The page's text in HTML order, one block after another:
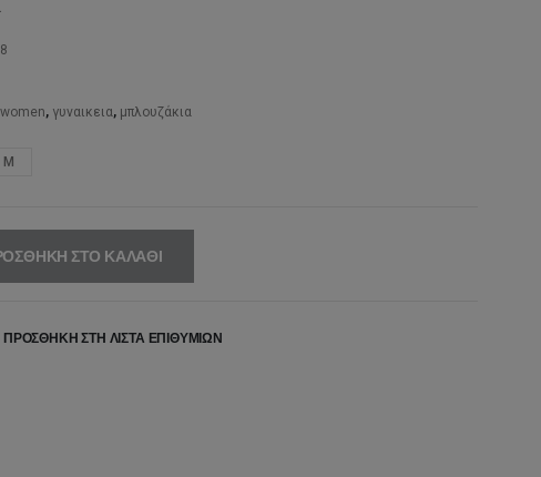
women, γυναικεια, μπλουζάκια
M
ΣΤΟ ΚΑΛΆΘΙ
ΠΡΟΣΘΉΚΗ ΣΤΗ ΛΊΣΤΑ ΕΠΙΘΥΜΙΏΝ